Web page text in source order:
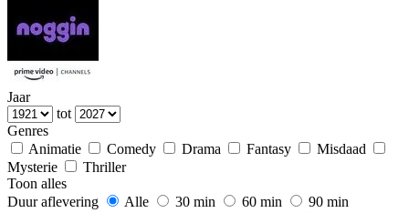
Jaar
tot
Genres
Animatie
Comedy Drama Fantasy
Misdaad
Mysterie
Thriller
Toon alles
Duur aflevering
Alle 30 min 60 min
90 min